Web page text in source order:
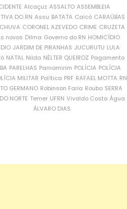
Alcaçuz ASSALTO ASSEMBLEIA
DO RN Assu BATATA Caicó CARAÚBAS
CORONEL AZEVEDO CRIME CRUZETA
novos Dilma Governo do RN HOMICÍDIO
JARDIM DE PIRANHAS JUCURUTU LULA
NATAL Nilda NÉLTER QUEIROZ Pagamento
PARELHAS Parnamirim POLÍCIA POLÍCIA
MILITAR Política PRF RAFAEL MOTTA RN
GERMANO Robinson Faria Roubo SERRA
NORTE Temer UFRN Vivaldo Costa Água
ÁLVARO DIAS